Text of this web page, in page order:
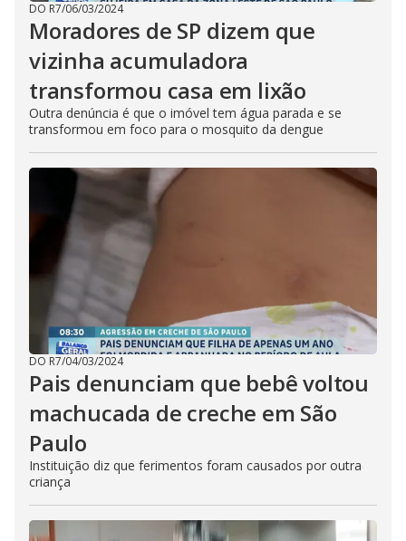
DO R7/06/03/2024
Moradores de SP dizem que
vizinha acumuladora
transformou casa em lixão
Outra denúncia é que o imóvel tem água parada e se
transformou em foco para o mosquito da dengue
DO R7/04/03/2024
Pais denunciam que bebê voltou
machucada de creche em São
Paulo
Instituição diz que ferimentos foram causados por outra
criança